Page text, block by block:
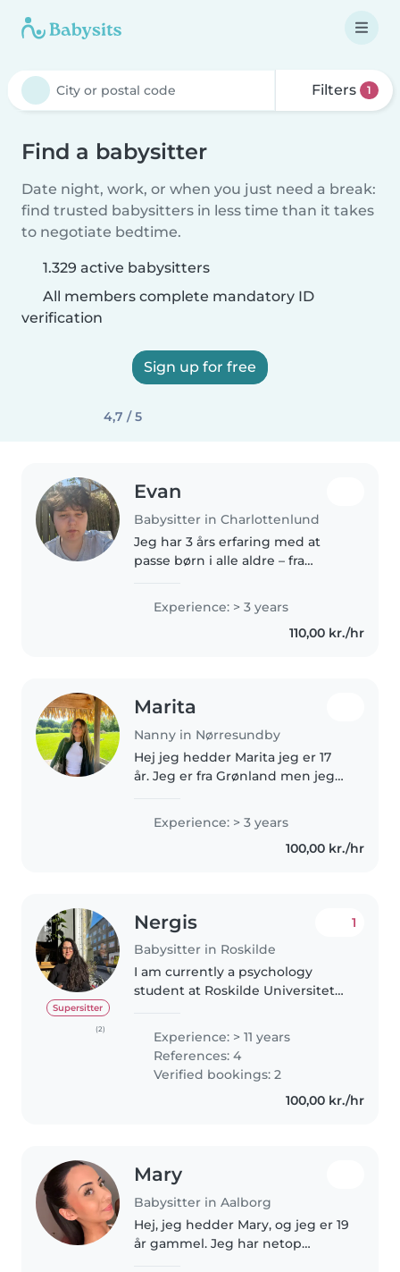
Filters 1
Find a babysitter
Date night, work, or when you just need a break:
find trusted babysitters in less time than it takes
to negotiate bedtime.
1.329 active babysitters
All members complete mandatory ID
verification
Sign up for free
4,7 / 5
Evan
Babysitter in Charlottenlund
Jeg har 3 års erfaring med at
passe børn i alle aldre – fra
kreativ af natur og elsker at
organisere spil, musik og
praktiske aktiviteter, samtidig
Experience: > 3 years
110,00 kr./hr
Marita
Nanny in Nørresundby
Hej jeg hedder Marita jeg er 17
år. Jeg er fra Grønland men jeg
snakker dansk. Jeg ryger ikke og
Experience: > 3 years
100,00 kr./hr
Supersitter
(2)
Nergis
Babysitter in Roskilde
1
I am currently a psychology
student at Roskilde Universitet
of experience caring for children
through babysitting, helping
with homework, teaching,..
Experience: > 11 years
References: 4
Verified bookings: 2
100,00 kr./hr
Mary
Babysitter in Aalborg
Hej, jeg hedder Mary, og jeg er 19
år gammel. Jeg har netop